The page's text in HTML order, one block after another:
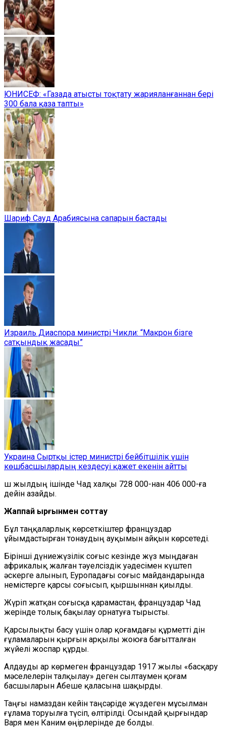
ЮНИСЕФ: «Газада атысты тоқтату жарияланғаннан бері
300 бала қаза тапты»
Шариф Сауд Арабиясына сапарын бастады
Израиль Диаспора министрі Чикли: “Макрон бізге
сатқындық жасады”
Украина Сыртқы істер министрі бейбітшілік үшін
көшбасшылардың кездесуі қажет екенін айтты
Үш жылдың ішінде Чад халқы 728 000-нан 406 000-ға
дейін азайды.
Жаппай қырғынмен соттау
Бұл таңқаларлық көрсеткіштер француздар
ұйымдастырған тонаудың ауқымын айқын көрсетеді.
Бірінші дүниежүзілік соғыс кезінде жүз мыңдаған
африкалық жалған тәуелсіздік уәдесімен күштеп
әскерге алынып, Еуропадағы соғыс майдандарында
немістерге қарсы соғысып, қыршыннан қиылды.
Жүріп жатқан соғысқа қарамастан, француздар Чад
жерінде толық бақылау орнатуға тырысты.
Қарсылықты басу үшін олар қоғамдағы құрметті дін
ғұламаларын қырғын арқылы жоюға бағытталған
жүйелі жоспар құрды.
Алдауды ар көрмеген француздар 1917 жылы «басқару
мәселелерін талқылау» деген сылтаумен қоғам
басшыларын Абеше қаласына шақырды.
Таңғы намаздан кейін таңсәріде жүздеген мұсылман
ғұлама торуылға түсіп, өлтірілді. Осындай қырғындар
Варя мен Каним өңірлерінде де болды.